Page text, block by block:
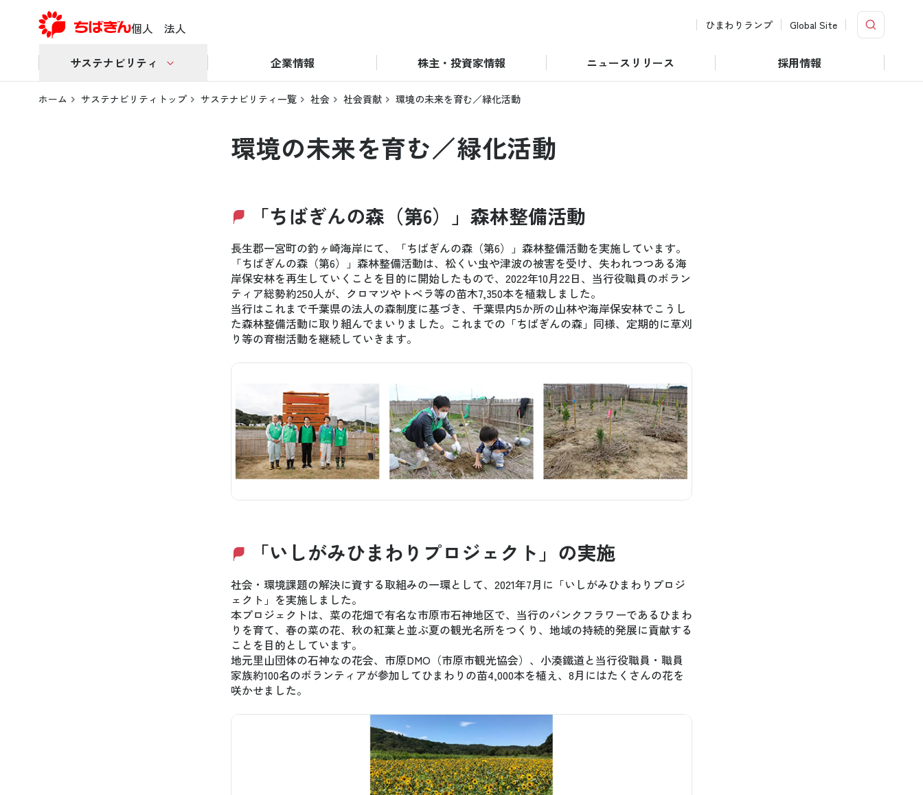
個人 法人 ひまわりランプ Global Site
サステナビリティ 企業情報 株主・投資家情報 ニュースリリース 採用情報
ホーム サステナビリティトップ サステナビリティ一覧 社会 社会貢献 環境の未来を育む／緑化活動
環境の未来を育む／緑化活動
「ちばぎんの森（第6）」森林整備活動
長生郡一宮町の釣ヶ崎海岸にて、「ちばぎんの森（第6）」森林整備活動を実施しています。
「ちばぎんの森（第6）」森林整備活動は、松くい虫や津波の被害を受け、失われつつある海
岸保安林を再生していくことを目的に開始したもので、2022年10月22日、当行役職員のボラン
ティア総勢約250人が、クロマツやトベラ等の苗木7,350本を植栽しました。
当行はこれまで千葉県の法人の森制度に基づき、千葉県内5か所の山林や海岸保安林でこうし
た森林整備活動に取り組んでまいりました。これまでの「ちばぎんの森」同様、定期的に草刈
り等の育樹活動を継続していきます。
「いしがみひまわりプロジェクト」の実施
社会・環境課題の解決に資する取組みの一環として、2021年7月に「いしがみひまわりプロジ
ェクト」を実施しました。
本プロジェクトは、菜の花畑で有名な市原市石神地区で、当行のバンクフラワーであるひまわ
りを育て、春の菜の花、秋の紅葉と並ぶ夏の観光名所をつくり、地域の持続的発展に貢献する
ことを目的としています。
地元里山団体の石神なの花会、市原DMO（市原市観光協会）、小湊鐵道と当行役職員・職員
家族約100名のボランティアが参加してひまわりの苗4,000本を植え、8月にはたくさんの花を
咲かせました。